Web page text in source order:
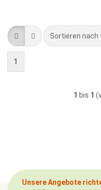
Sortieren nach
Sortieren nach
1
1 bis 1
Unsere Angebote